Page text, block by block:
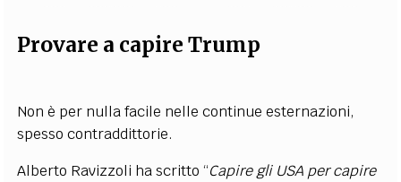
Provare a capire Trump
Non è per nulla facile nelle continue esternazioni,
spesso contraddittorie.
Alberto Ravizzoli ha scritto “Capire gli USA per capire